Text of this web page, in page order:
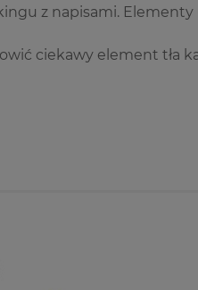
z napisami.
ciekawy element tła